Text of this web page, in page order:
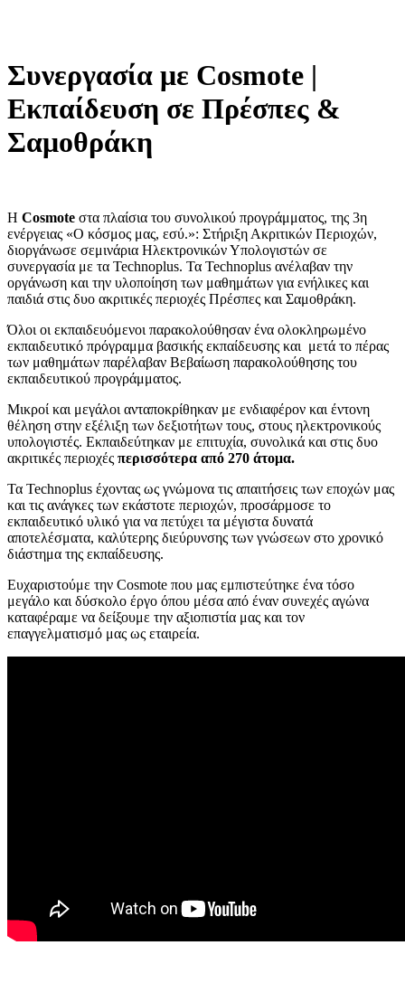
Συνεργασία με Cosmote |
Εκπαίδευση σε Πρέσπες &
Σαμοθράκη
H Cosmote στα πλαίσια του συνολικού προγράμματος, της 3η
ενέργειας «O κόσμος μας, εσύ.»: Στήριξη Ακριτικών Περιοχών,
διοργάνωσε σεμινάρια Ηλεκτρονικών Υπολογιστών σε
συνεργασία με τα Technoplus. Τα Technoplus ανέλαβαν την
οργάνωση και την υλοποίηση των μαθημάτων για ενήλικες και
παιδιά στις δυο ακριτικές περιοχές Πρέσπες και Σαμοθράκη.
Όλοι οι εκπαιδευόμενοι παρακολούθησαν ένα ολοκληρωμένο
εκπαιδευτικό πρόγραμμα βασικής εκπαίδευσης και μετά το πέρας
των μαθημάτων παρέλαβαν Βεβαίωση παρακολούθησης του
εκπαιδευτικού προγράμματος.
Μικροί και μεγάλοι ανταποκρίθηκαν με ενδιαφέρον και έντονη
θέληση στην εξέλιξη των δεξιοτήτων τους, στους ηλεκτρονικούς
υπολογιστές. Εκπαιδεύτηκαν με επιτυχία, συνολικά και στις δυο
ακριτικές περιοχές περισσότερα από 270 άτομα.
Τα Technoplus έχοντας ως γνώμονα τις απαιτήσεις των εποχών μας
και τις ανάγκες των εκάστοτε περιοχών, προσάρμοσε το
εκπαιδευτικό υλικό για να πετύχει τα μέγιστα δυνατά
αποτελέσματα, καλύτερης διεύρυνσης των γνώσεων στο χρονικό
διάστημα της εκπαίδευσης.
Ευχαριστούμε την Cosmote που μας εμπιστεύτηκε ένα τόσο
μεγάλο και δύσκολο έργο όπου μέσα από έναν συνεχές αγώνα
καταφέραμε να δείξουμε την αξιοπιστία μας και τον
επαγγελματισμό μας ως εταιρεία.